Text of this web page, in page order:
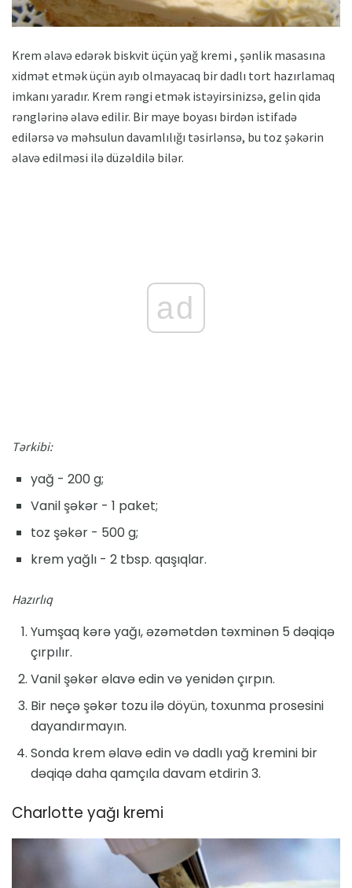
Krem əlavə edərək biskvit üçün yağ kremi , şənlik masasına
xidmət etmək üçün ayıb olmayacaq bir dadlı tort hazırlamaq
imkanı yaradır. Krem rəngi etmək istəyirsinizsə, gelin qida
rənglərinə əlavə edilir. Bir maye boyası birdən istifadə
edilərsə və məhsulun davamlılığı təsirlənsə, bu toz şəkərin
əlavə edilməsi ilə düzəldilə bilər.
ad
Tərkibi:
yağ - 200 g;
Vanil şəkər - 1 paket;
toz şəkər - 500 g;
krem yağlı - 2 tbsp. qaşıqlar.
Hazırlıq
Yumşaq kərə yağı, əzəmətdən təxminən 5 dəqiqə
çırpılır.
Vanil şəkər əlavə edin və yenidən çırpın.
Bir neçə şəkər tozu ilə döyün, toxunma prosesini
dayandırmayın.
Sonda krem ​​əlavə edin və dadlı yağ kremini bir
dəqiqə daha qamçıla davam etdirin 3.
Charlotte yağı kremi